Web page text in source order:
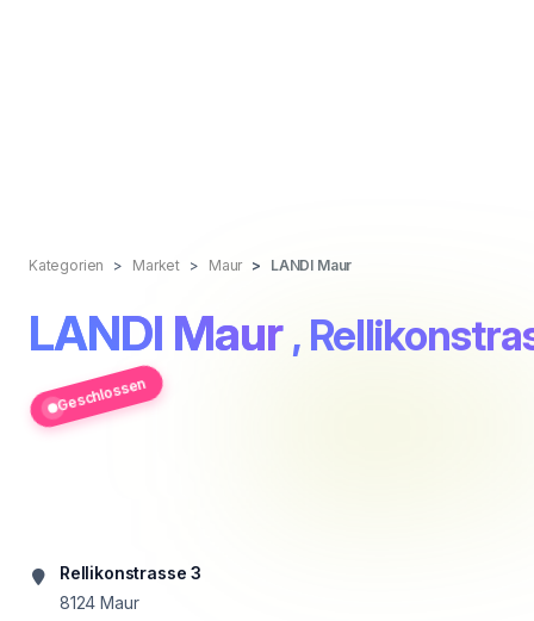
Kategorien Market Maur LANDI Maur
LANDI Maur ,
Geschlossen
Rellikonstrasse 3
8124 Maur